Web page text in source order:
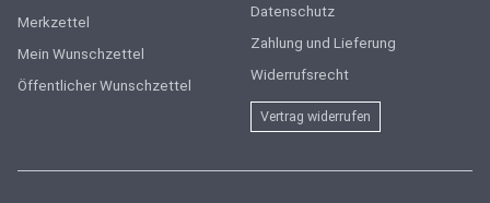
Merkzettel
Mein Wunschzettel
Öffentlicher Wunschzettel
Datenschutz
Zahlung und Lieferung
Widerrufsrecht
Vertrag widerrufen